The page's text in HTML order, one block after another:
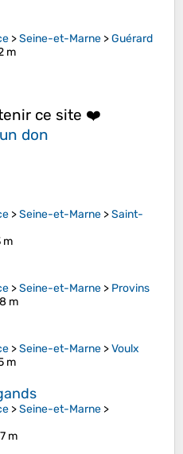
>Seine-et-Marne >Guérard
m
ce site ❤️
don
>Seine-et-Marne >Saint-
m
>Seine-et-Marne > Provins
m
>Seine-et-Marne >Voulx
m
>Seine-et-Marne >
m